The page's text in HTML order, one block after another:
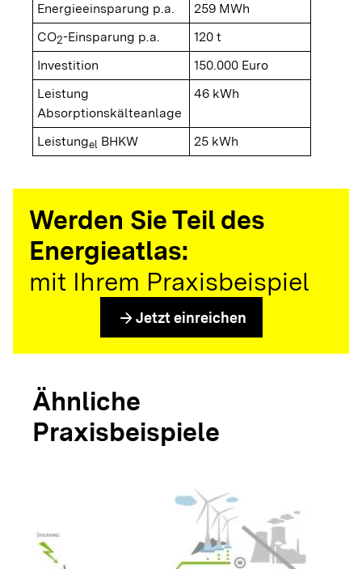
Energieeinsparung p.a.
259 MWh
CO2-Einsparung p.a.
120 t
Investition
150.000 Euro
Leistung
Absorptionskälteanlage
46 kWh
Leistungel BHKW 25 kWh
Werden Sie Teil des
Energieatlas:
mit Ihrem Praxisbeispiel
arrow_forward Jetzt einreichen
Ähnliche
Praxisbeispiele